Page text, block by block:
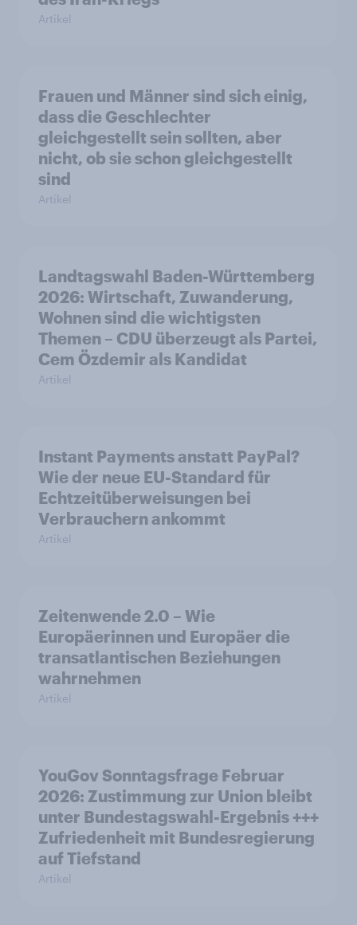
Artikel
Frauen und Männer sind sich einig,
dass die Geschlechter
gleichgestellt sein sollten, aber
nicht, ob sie schon gleichgestellt
sind
Artikel
Landtagswahl Baden-Württemberg
2026: Wirtschaft, Zuwanderung,
Wohnen sind die wichtigsten
Themen – CDU überzeugt als Partei,
Cem Özdemir als Kandidat
Artikel
Instant Payments anstatt PayPal?
Wie der neue EU-Standard für
Echtzeitüberweisungen bei
Verbrauchern ankommt
Artikel
Zeitenwende 2.0 – Wie
Europäerinnen und Europäer die
transatlantischen Beziehungen
wahrnehmen
Artikel
YouGov Sonntagsfrage Februar
2026: Zustimmung zur Union bleibt
unter Bundestagswahl-Ergebnis +++
Zufriedenheit mit Bundesregierung
auf Tiefstand
Artikel